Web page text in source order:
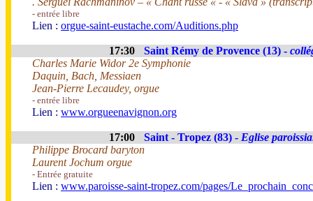
- entrée libre
Lien : orgue-saint-eustache.com/Auditions.php
17:30 Saint Rémy de Provence (13) -
Charles Marie Widor 2e Symphonie
Daquin, Bach, Messiaen
Jean-Pierre Lecaudey, orgue
- entrée libre
Lien : www.orgueenavignon.org
17:00 Saint - Tropez (83) - Eglise
Philippe Brocard baryton
Laurent Jochum orgue
- Entrée gratuite
Lien : www.paroisse-saint-tropez.com/pages/